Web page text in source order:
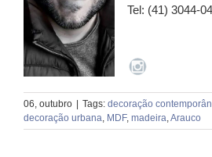
Tel: (41) 3044-
06, outubro Tags: decoração
decoração urbana, MDF, madeira,Arauco